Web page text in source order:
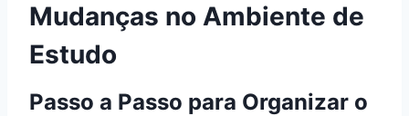
Mudanças no Ambiente de
Estudo
Passo a Passo para Organizar o